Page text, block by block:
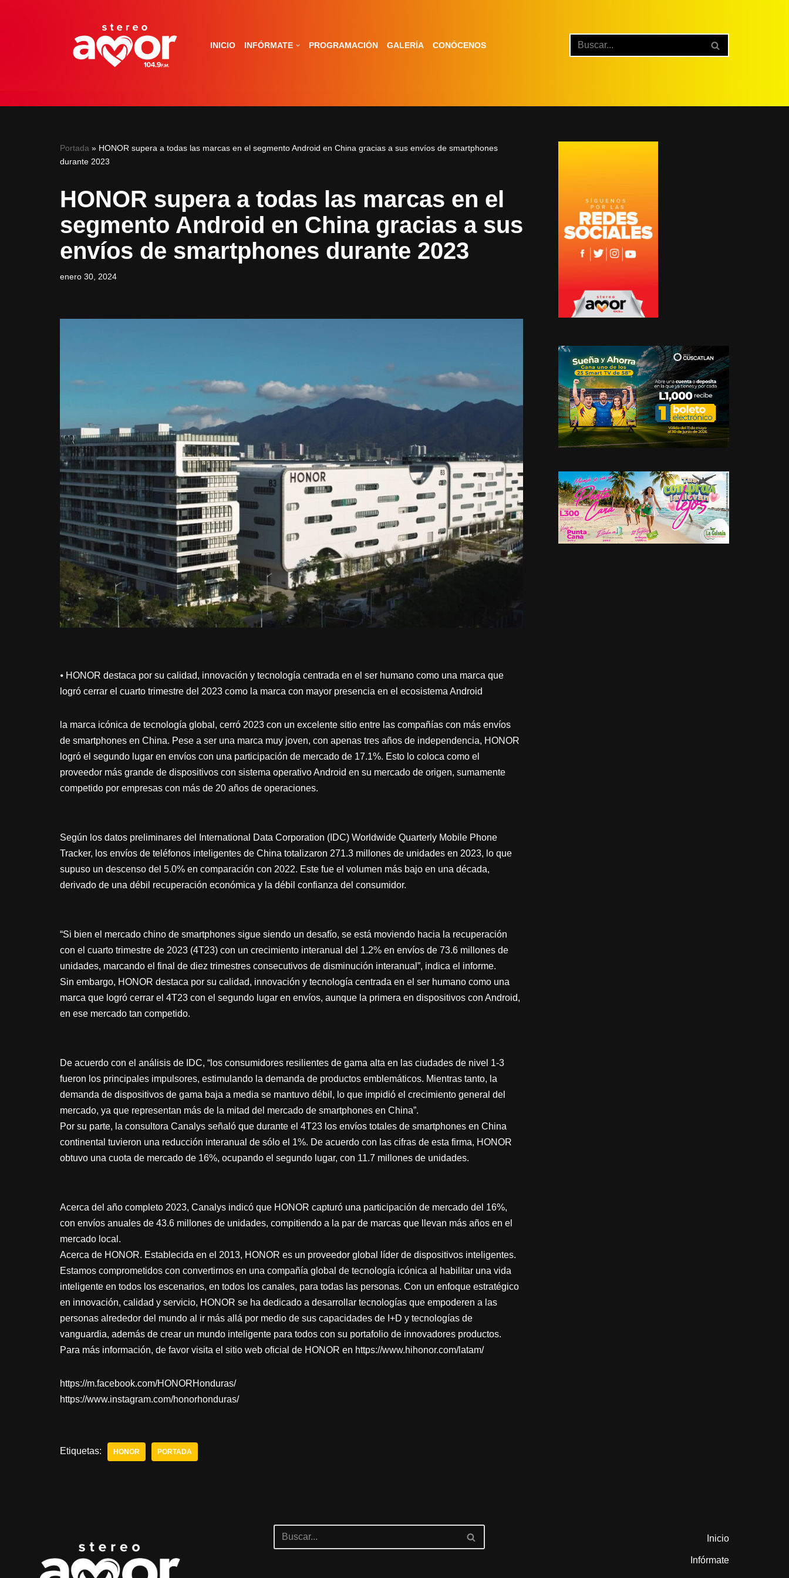
INICIO INFÓRMATE PROGRAMACIÓN GALERÍA CONÓCENOS
Portada » HONOR supera a todas las marcas en el segmento Android en China gracias a sus envíos de smartphones
durante 2023
HONOR supera a todas las marcas en el
segmento Android en China gracias a sus
envíos de smartphones durante 2023
enero 30, 2024
⦁ HONOR destaca por su calidad, innovación y tecnología centrada en el ser humano como una marca que
logró cerrar el cuarto trimestre del 2023 como la marca con mayor presencia en el ecosistema Android
la marca icónica de tecnología global, cerró 2023 con un excelente sitio entre las compañías con más envíos
de smartphones en China. Pese a ser una marca muy joven, con apenas tres años de independencia, HONOR
logró el segundo lugar en envíos con una participación de mercado de 17.1%. Esto lo coloca como el
proveedor más grande de dispositivos con sistema operativo Android en su mercado de origen, sumamente
competido por empresas con más de 20 años de operaciones.
Según los datos preliminares del International Data Corporation (IDC) Worldwide Quarterly Mobile Phone
Tracker, los envíos de teléfonos inteligentes de China totalizaron 271.3 millones de unidades en 2023, lo que
supuso un descenso del 5.0% en comparación con 2022. Este fue el volumen más bajo en una década,
derivado de una débil recuperación económica y la débil confianza del consumidor.
“Si bien el mercado chino de smartphones sigue siendo un desafío, se está moviendo hacia la recuperación
con el cuarto trimestre de 2023 (4T23) con un crecimiento interanual del 1.2% en envíos de 73.6 millones de
unidades, marcando el final de diez trimestres consecutivos de disminución interanual”, indica el informe.
Sin embargo, HONOR destaca por su calidad, innovación y tecnología centrada en el ser humano como una
marca que logró cerrar el 4T23 con el segundo lugar en envíos, aunque la primera en dispositivos con Android,
en ese mercado tan competido.
De acuerdo con el análisis de IDC, “los consumidores resilientes de gama alta en las ciudades de nivel 1-3
fueron los principales impulsores, estimulando la demanda de productos emblemáticos. Mientras tanto, la
demanda de dispositivos de gama baja a media se mantuvo débil, lo que impidió el crecimiento general del
mercado, ya que representan más de la mitad del mercado de smartphones en China”.
Por su parte, la consultora Canalys señaló que durante el 4T23 los envíos totales de smartphones en China
continental tuvieron una reducción interanual de sólo el 1%. De acuerdo con las cifras de esta firma, HONOR
obtuvo una cuota de mercado de 16%, ocupando el segundo lugar, con 11.7 millones de unidades.
Acerca del año completo 2023, Canalys indicó que HONOR capturó una participación de mercado del 16%,
con envíos anuales de 43.6 millones de unidades, compitiendo a la par de marcas que llevan más años en el
mercado local.
Acerca de HONOR. Establecida en el 2013, HONOR es un proveedor global líder de dispositivos inteligentes.
Estamos comprometidos con convertirnos en una compañía global de tecnología icónica al habilitar una vida
inteligente en todos los escenarios, en todos los canales, para todas las personas. Con un enfoque estratégico
en innovación, calidad y servicio, HONOR se ha dedicado a desarrollar tecnologías que empoderen a las
personas alrededor del mundo al ir más allá por medio de sus capacidades de I+D y tecnologías de
vanguardia, además de crear un mundo inteligente para todos con su portafolio de innovadores productos.
Para más información, de favor visita el sitio web oficial de HONOR en https://www.hihonor.com/latam/
https://m.facebook.com/HONORHonduras/
https://www.instagram.com/honorhonduras/
Etiquetas: HONOR PORTADA
Inicio
Infórmate